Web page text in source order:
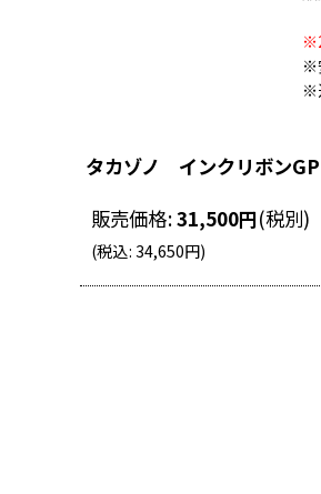
※
※
タカゾノ インクリボン
販売価格:31,500円(税別)
(税込: 34,650円)